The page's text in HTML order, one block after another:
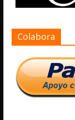
Colabora